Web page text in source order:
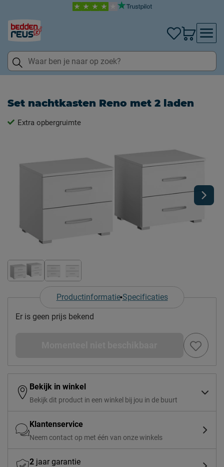
Set nachtkasten Reno met 2 laden
Extra opbergruimte
Productinformatie Specificaties
Er is geen prijs bekend
Bekijk in winkel
Bekijk dit product in een winkel bij jou in de buurt
Klantenservice
Neem contact op met één van onze winkels
2 jaar garantie